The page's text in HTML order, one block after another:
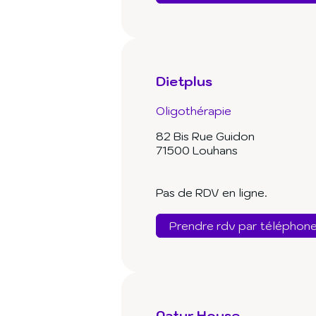
Dietplus
Oligothérapie
82 Bis Rue Guidon
71500 Louhans
Pas de RDV en ligne.
Prendre rdv par